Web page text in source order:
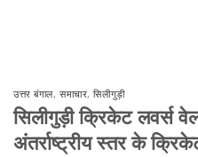
उत्तर बंगाल,समाचार,सिलीगुड़ी
सिलीगुड़ी क्रिकेट लवर्स
अंतर्राष्ट्रीय स्तर के